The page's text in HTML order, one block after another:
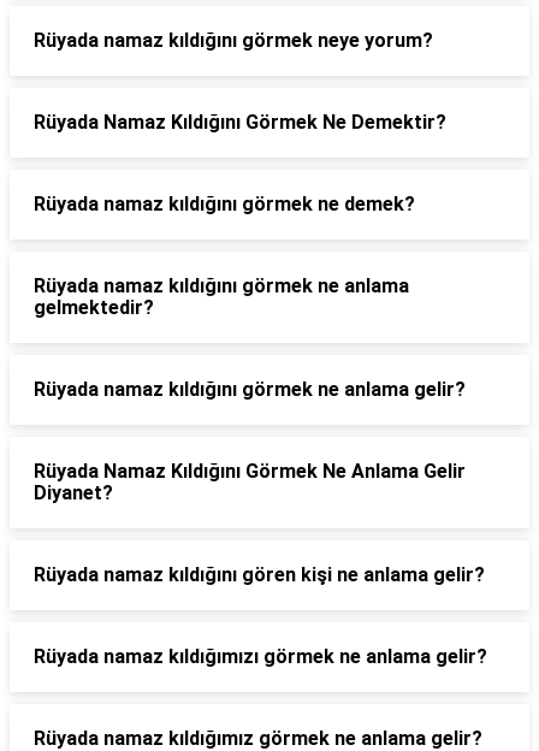
Rüyada namaz kıldığını görmek neye yorum?
Rüyada Namaz Kıldığını Görmek Ne Demektir?
Rüyada namaz kıldığını görmek ne demek?
Rüyada namaz kıldığını görmek ne anlama
gelmektedir?
Rüyada namaz kıldığını görmek ne anlama gelir?
Rüyada Namaz Kıldığını Görmek Ne Anlama Gelir
Diyanet?
Rüyada namaz kıldığını gören kişi ne anlama gelir?
Rüyada namaz kıldığımızı görmek ne anlama gelir?
Rüyada namaz kıldığımız görmek ne anlama gelir?